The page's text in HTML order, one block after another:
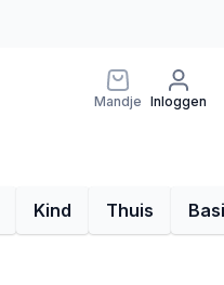
Mandje Inloggen
Kind Thuis